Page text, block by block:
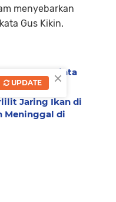
menyebarkan
Gus Kikin.
Surabaya Minta
Jaring Ikan di
Meninggal di
×
UPDATE